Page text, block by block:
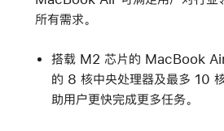
所有需求。
搭载 M2 芯片的 MacBook
的 8 核中央处理器及最多 10
助用户更快完成更多任务。